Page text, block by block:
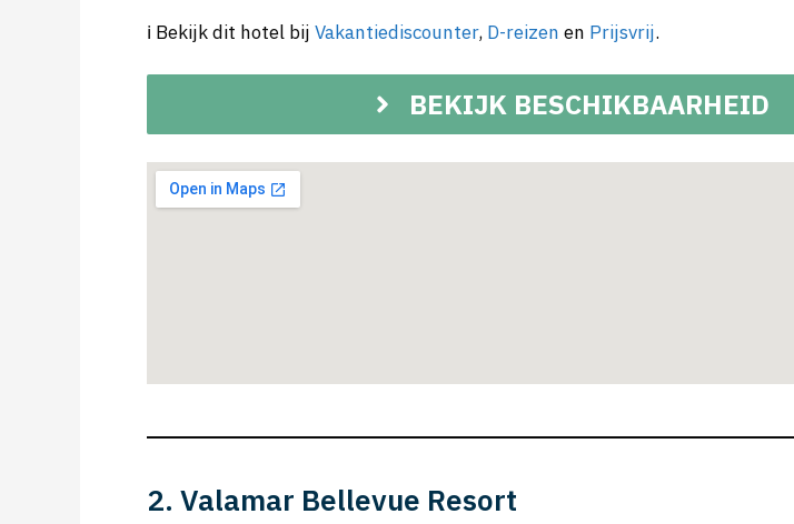
ℹ️ Bekijk dit hotel bij Vakantiediscounter, D-reizen en Prijsvrij.
BEKIJK BESCHIKBAARHEID
2. Valamar Bellevue Resort